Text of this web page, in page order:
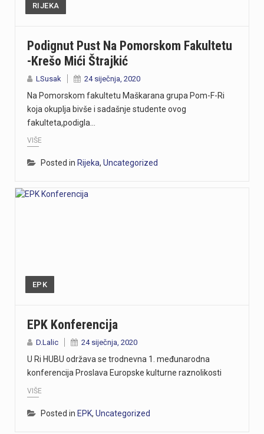
RIJEKA
Podignut Pust Na Pomorskom Fakultetu
-Krešo Mići Štrajkić
LSusak 24 siječnja, 2020
Na Pomorskom fakultetu Maškarana grupa Pom-F-Ri
koja okuplja bivše i sadašnje studente ovog
fakulteta,podigla…
VIŠE
Posted in Rijeka, Uncategorized
EPK
EPK Konferencija
D.Lalic 24 siječnja, 2020
U Ri HUBU održava se trodnevna 1. međunarodna
konferencija Proslava Europske kulturne raznolikosti
VIŠE
Posted in EPK, Uncategorized